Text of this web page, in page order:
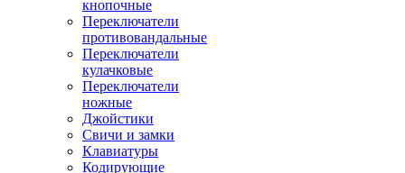
кнопочные
Переключатели
противовандальные
Переключатели
кулачковые
Переключатели
ножные
Джойстики
Свичи и замки
Клавиатуры
Кодирующие